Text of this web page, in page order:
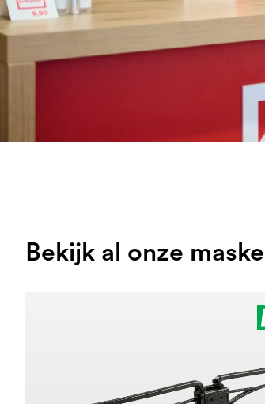
Bekijk al onze